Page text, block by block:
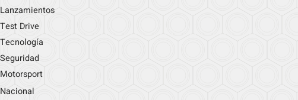
Lanzamientos
Test Drive
Tecnología
Seguridad
Motorsport
Nacional